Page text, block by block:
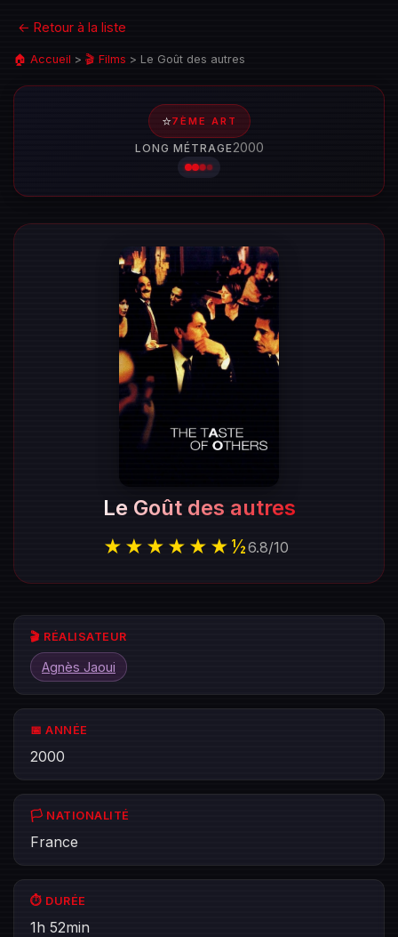
← Retour à la liste
🏠 Accueil > 🎬 Films > Le Goût des autres
⭐7ÈME ART
LONG MÉTRAGE2000
Le Goût des autres
★★★★★★½6.8/10
🎬 RÉALISATEUR
Agnès Jaoui
📅 ANNÉE
2000
🏳️ NATIONALITÉ
France
⏱️ DURÉE
1h 52min